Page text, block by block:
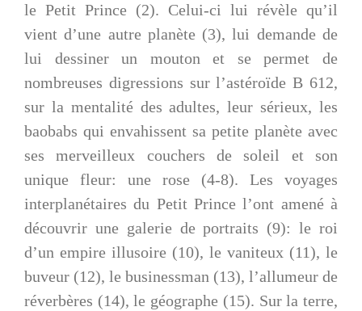
le Petit Prince (2). Celui-ci lui révèle qu’il
vient d’une autre planète (3), lui demande de
lui dessiner un mouton et se permet de
nombreuses digressions sur l’astéroïde B 612,
sur la mentalité des adultes, leur sérieux, les
baobabs qui envahissent sa petite planète avec
ses merveilleux couchers de soleil et son
unique fleur: une rose (4-8). Les voyages
interplanétaires du Petit Prince l’ont amené à
découvrir une galerie de portraits (9): le roi
d’un empire illusoire (10), le vaniteux (11), le
buveur (12), le businessman (13), l’allumeur de
réverbères (14), le géographe (15). Sur la terre,